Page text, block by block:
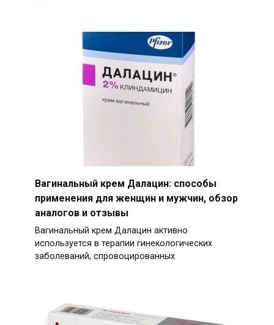
Вагинальный крем Далацин: способы
применения для женщин и мужчин, обзор
аналогов и отзывы
Вагинальный крем Далацин активно
используется в терапии гинекологических
заболеваний, спровоцированных